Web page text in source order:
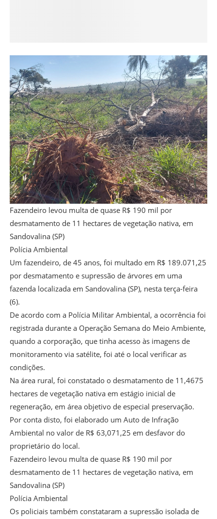
Fazendeiro levou multa de quase R$ 190 mil por
desmatamento de 11 hectares de vegetação nativa, em
Sandovalina (SP)
Polícia Ambiental
Um fazendeiro, de 45 anos, foi multado em R$ 189.071,25
por desmatamento e supressão de árvores em uma
fazenda localizada em Sandovalina (SP), nesta terça-feira
(6).
De acordo com a Polícia Militar Ambiental, a ocorrência foi
registrada durante a Operação Semana do Meio Ambiente,
quando a corporação, que tinha acesso às imagens de
monitoramento via satélite, foi até o local verificar as
condições.
Na área rural, foi constatado o desmatamento de 11,4675
hectares de vegetação nativa em estágio inicial de
regeneração, em área objetivo de especial preservação.
Por conta disto, foi elaborado um Auto de Infração
Ambiental no valor de R$ 63,071,25 em desfavor do
proprietário do local.
Fazendeiro levou multa de quase R$ 190 mil por
desmatamento de 11 hectares de vegetação nativa, em
Sandovalina (SP)
Polícia Ambiental
Os policiais também constataram a supressão isolada de